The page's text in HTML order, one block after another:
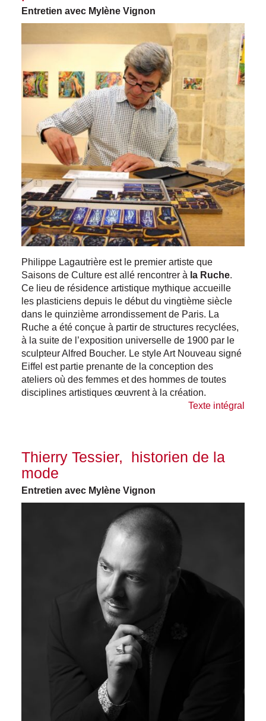
Entretien avec Mylène Vignon
Philippe Lagautrière est le premier artiste que
Saisons de Culture est allé rencontrer à la Ruche.
Ce lieu de résidence artistique mythique accueille
les plasticiens depuis le début du vingtième siècle
dans le quinzième arrondissement de Paris. La
Ruche a été conçue à partir de structures recyclées,
à la suite de l’exposition universelle de 1900 par le
sculpteur Alfred Boucher. Le style Art Nouveau signé
Eiffel est partie prenante de la conception des
ateliers où des femmes et des hommes de toutes
disciplines artistiques œuvrent à la création.
Texte intégral
Thierry Tessier, historien de la
mode
Entretien avec Mylène Vignon